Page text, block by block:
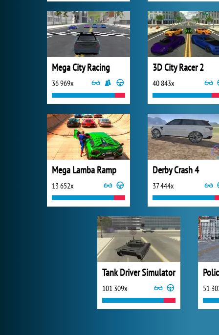
Mega City Racing
36 969x
3D City Racer 2
40 843x
Mega Lamba Ramp
13 652x
Derby Crash 4
37 444x
Tank Driver Simulator
101 309x 51